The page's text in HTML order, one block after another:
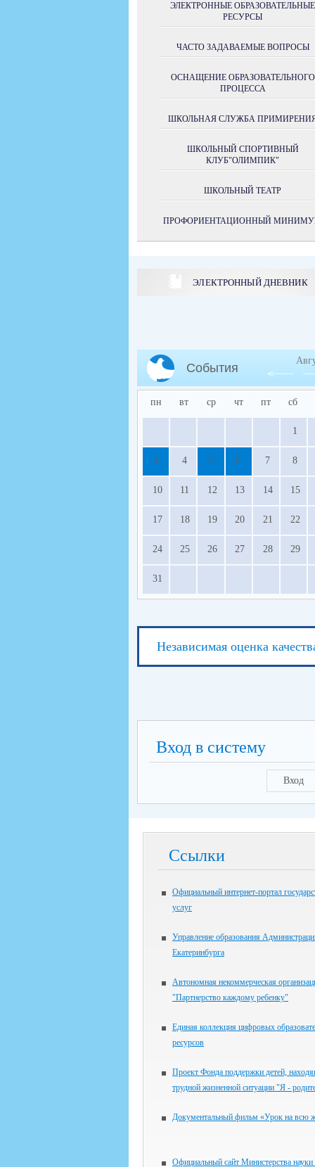
ЭЛЕКТРОННЫЕ ОБРАЗОВАТЕЛЬНЫЕ
РЕСУРСЫ
ЧАСТО ЗАДАВАЕМЫЕ ВОПРОСЫ
ОСНАЩЕНИЕ ОБРАЗОВАТЕЛЬНОГО
ПРОЦЕССА
ШКОЛЬНАЯ СЛУЖБА
ШКОЛЬНЫЙ СПОРТИВНЫЙ
КЛУБ"ОЛИМПИК"
ШКОЛЬНЫЙ ТЕАТР
ПРОФОРИЕНТАЦИОННЫЙ
ЭЛЕКТРОННЫЙ ДНЕВНИК
События
пн вт ср чт пт сб
1
3 4 5 6 7 8
10 11 12 13 14 15
17 18 19 20 21 22
24 25 26 27 28 29
31
Независимая оценка
Вход в систему
Вход
Ссылки
Официальный интернет-портал
услуг
Управление образования
Екатеринбурга
Автономная некоммерческая
"Партнерство каждому ребенку"
Единая коллекция цифровых
ресурсов
Проект Фонда поддержки детей,
трудной жизненной ситуации "Я -
Документальный фильм «Урок на всю
Официальный сайт Министерства